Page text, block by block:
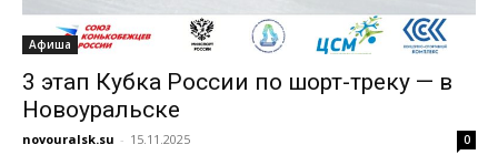
Афиша
3 этап Кубка России по шорт-треку — в
Новоуральске
novouralsk.su - 15.11.2025 0